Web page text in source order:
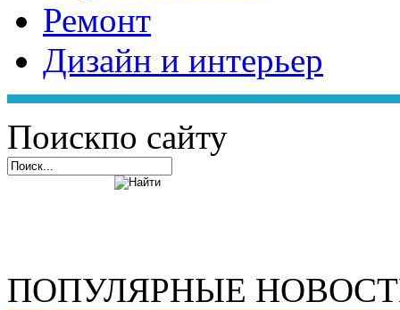
Ремонт
Дизайн и интерьер
Поискпо сайту
ПОПУЛЯРНЫЕ